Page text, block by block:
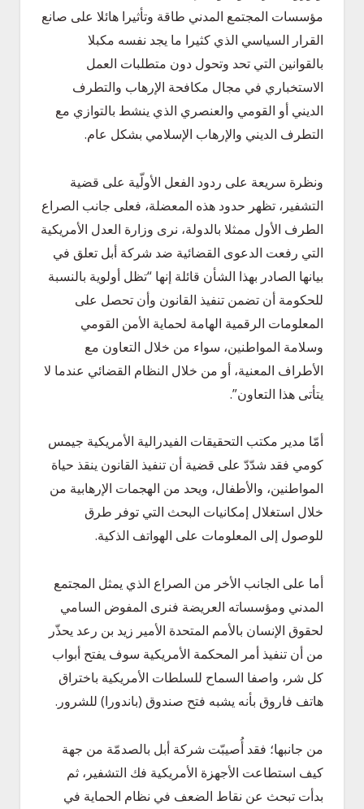
مؤسسات المجتمع المدني طاقة وتأثيرا هائلا على صانع
القرار السياسي الذي كثيرا ما يجد نفسه مكبلا
بالقوانين التي تحد وتحول دون متطلبات العمل
الاستخباري في مجال مكافحة الإرهاب والتطرف
الديني أو القومي والعنصري الذي ينشط بالتوازي مع
التطرف الديني والإرهاب الإسلامي بشكل عام.
ونظرة سريعة على ردود الفعل الأولّية على قضية
التشفير، تظهر حدود هذه المعضلة، فعلى جانب الصراع
الطرف الأول ممثلا بالدولة، نرى وزارة العدل الأمريكية
التي رفعت الدعوى القضائية ضد شركة أبل تعلق في
بيانها الصادر بهذا الشأن قائلة إنها “تظل أولوية بالنسبة
للحكومة أن تضمن تنفيذ القانون وأن تحصل على
المعلومات الرقمية الهامة لحماية الأمن القومي
وسلامة المواطنين، سواء من خلال التعاون مع
الأطراف المعنية، أو من خلال النظام القضائي عندما لا
يتأتى هذا التعاون”.
أمّا مدير مكتب التحقيقات الفيدرالية الأمريكية جيمس
كومي فقد شدّدّ على قضية أن تنفيذ القانون ينقذ حياة
المواطنين، والأطفال، ويحد من الهجمات الإرهابية من
خلال استغلال إمكانيات البحث التي توفر طرق
للوصول إلى المعلومات على الهواتف الذكية.
أما على الجانب الأخر من الصراع الذي يمثل المجتمع
المدني ومؤسساته العريضة فنرى المفوض السامي
لحقوق الإنسان بالأمم المتحدة الأمير زيد بن رعد يحذّر
من أن تنفيذ أمر المحكمة الأمريكية سوف يفتح أبواب
كل شر، واصفا السماح للسلطات الأمريكية باختراق
هاتف فاروق بأنه يشبه فتح صندوق (باندورا) للشرور.
من جانبها؛ فقد أُصيبّت شركة أبل بالصدمّة من جهة
كيف استطاعت الأجهزة الأمريكية فك التشفير، ثم
بدأت تبحث عن نقاط الضعف في نظام الحماية في